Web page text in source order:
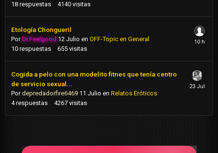
18 respuestas 4140 visitas
Etología Chongueril
PorDr.Feelgood 12 Julio en OFF-Topic en General
10 respuestas 655 visitas
Cogida a pelo con una modelito fitnes que tenía centro
de servicio sexual...
Pordepredadorfire6469 11 Julio en Relatos Eróticos
4 respuestas 4267 visitas